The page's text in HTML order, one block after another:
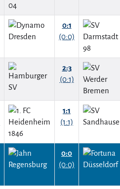
0:1
(0:0)
2:3
(0:1)
1:1
(1:1)
0:0
(0:0)